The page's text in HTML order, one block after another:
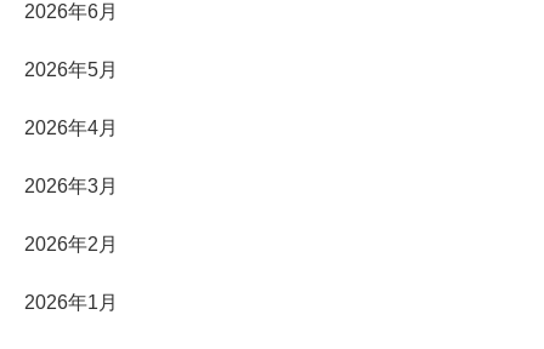
2026年6月
2026年5月
2026年4月
2026年3月
2026年2月
2026年1月